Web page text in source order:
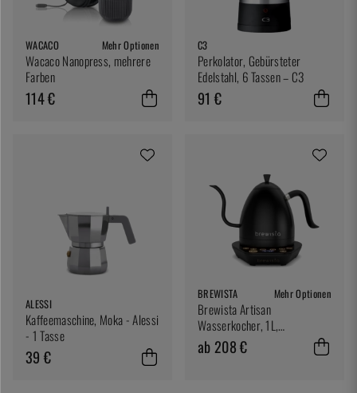
WACACO Mehr Optionen
Wacaco Nanopress, mehrere
Farben
114 €
C3
Perkolator, Gebürsteter
Edelstahl, 6 Tassen – C3
91 €
ALESSI
Kaffeemaschine, Moka - Alessi
- 1 Tasse
39 €
BREWISTA Mehr Optionen
Brewista Artisan
Wasserkocher, 1L,
Wasserkocher
ab 208 €